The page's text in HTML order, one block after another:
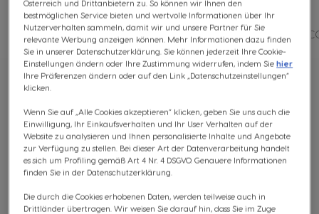
ALLE MINI ME GENIO S INFINISSIMA
Österreich und Drittanbietern zu. So können wir Ihnen den
bestmöglichen Service bieten und wertvolle Informationen über Ihr
Nutzerverhalten sammeln, damit wir und unsere Partner für Sie
relevante Werbung anzeigen können. Mehr Informationen dazu finden
Sie in unserer Datenschutzerklärung. Sie können jederzeit Ihre Cookie-
Einstellungen ändern oder Ihre Zustimmung widerrufen, indem Siehier
Ihre Präferenzen ändern oder auf den Link „Datenschutzeinstellungen“
klicken.
Wenn Sie auf „Alle Cookies akzeptieren“ klicken, geben Sie uns auch die
Einwilligung, Ihr Einkaufsverhalten und Ihr User Verhalten auf der
Website zu analysieren und Ihnen personalisierte Inhalte und Angebote
zur Verfügung zu stellen. Bei dieser Art der Datenverarbeitung handelt
es sich um Profiling gemäß Art 4 Nr. 4 DSGVO. Genauere Informationen
finden Sie in der Datenschutzerklärung.
Die durch die Cookies erhobenen Daten, werden teilweise auch in
Drittländer übertragen. Wir weisen Sie darauf hin, dass Sie im Zuge